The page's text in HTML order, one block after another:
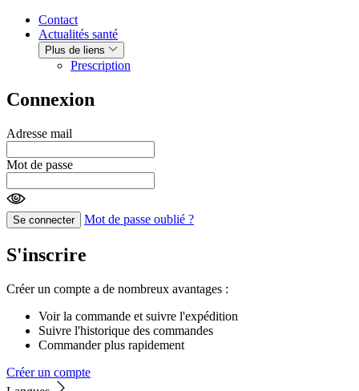
Contact
Actualités santé
Plus de liens
Prescription
Connexion
Adresse mail
Mot de passe
Se connecter Mot de passe oublié ?
S'inscrire
Créer un compte a de nombreux avantages :
Voir la commande et suivre l'expédition
Suivre l'historique des commandes
Commander plus rapidement
Créer un compte